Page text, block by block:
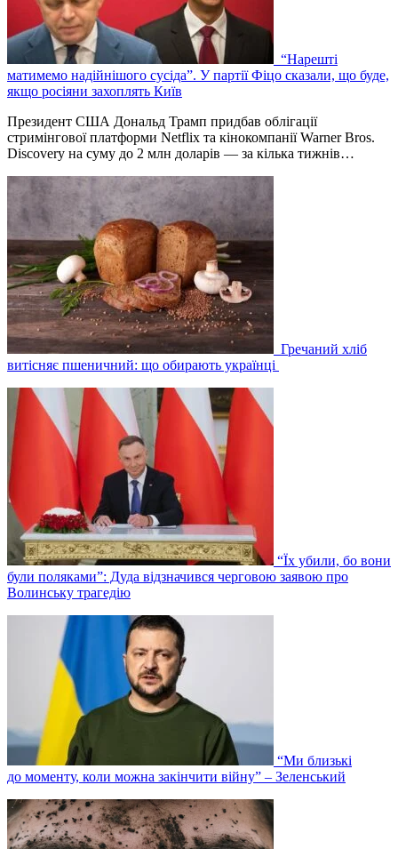
“Нарешті
матимемо надійнішого сусіда”. У партії Фіцо сказали, що буде,
якщо росіяни захоплять Київ
Президент США Дональд Трамп придбав облігації
стримінгової платформи Netflix та кінокомпанії Warner Bros.
Discovery на суму до 2 млн доларів — за кілька тижнів…
Гречаний хліб
витісняє пшеничний: що обирають українці
“Їх убили, бо вони
були поляками”: Дуда відзначився черговою заявою про
Волинську трагедію
“Ми близькі
до моменту, коли можна закінчити війну” – Зеленський